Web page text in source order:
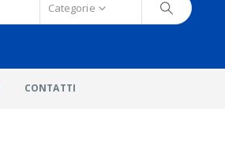
Categorie
CONTATTI